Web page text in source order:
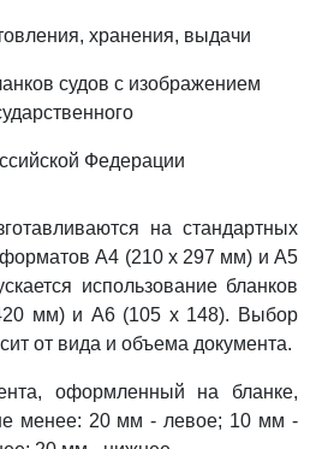
хранения, выдачи
судов с изображением
Федерации
на стандартных
A4 (210 x 297 мм) и A5
использование бланков
мм) и A6 (105 x 148). Выбор
от вида и объема документа.
оформленный на бланке,
менее: 20 мм - левое; 10 мм -